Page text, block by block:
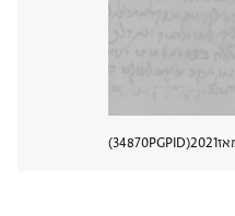
2021
PGPID
34870